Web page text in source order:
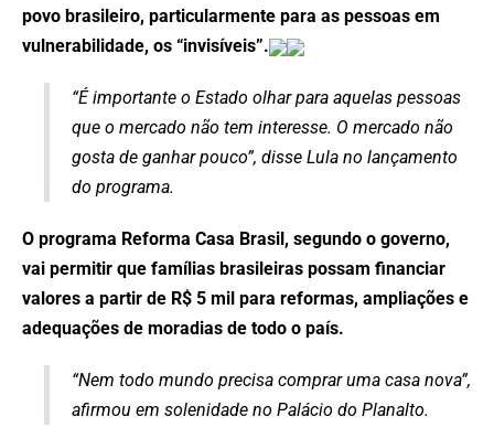
povo brasileiro, particularmente para as pessoas em
vulnerabilidade, os “invisíveis”.
“É importante o Estado olhar para aquelas pessoas
que o mercado não tem interesse. O mercado não
gosta de ganhar pouco”, disse Lula no lançamento
do programa.
O programa Reforma Casa Brasil, segundo o governo,
vai permitir que famílias brasileiras possam financiar
valores a partir de R$ 5 mil para reformas, ampliações e
adequações de moradias de todo o país.
“Nem todo mundo precisa comprar uma casa nova”,
afirmou em solenidade no Palácio do Planalto.